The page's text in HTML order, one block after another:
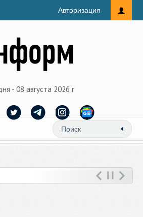
Авторизация
- 08 августа 2026 г